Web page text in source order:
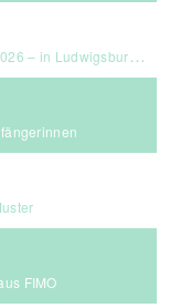
Stuttgart & Umgebung
FIMO